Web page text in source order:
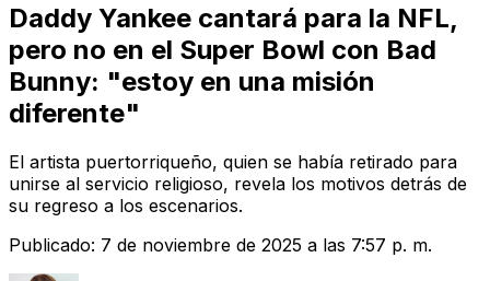
Daddy Yankee cantará para la NFL,
pero no en el Super Bowl con Bad
Bunny: "estoy en una misión
diferente"
El artista puertorriqueño, quien se había retirado para
unirse al servicio religioso, revela los motivos detrás de
su regreso a los escenarios.
Publicado: 7 de noviembre de 2025 a las 7:57 p. m.